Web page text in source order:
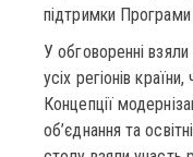
підтримки
У обговоренні взяли
усіх регіонів
Концепції
об’єднання та